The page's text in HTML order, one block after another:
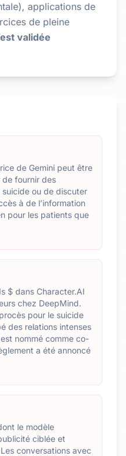
applications de
de pleine
validée
de Gemini peut être
fournir des
ou de discuter
à de l’information
pour les patients que
$ dans Character.AI
chez DeepMind.
pour le suicide
des relations intenses
nommé comme co-
a été annoncé
le modèle
ciblée et
conversations avec